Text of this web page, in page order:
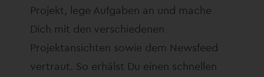
Projekt, lege Aufgaben an und mache
Dich mit den verschiedenen
Projektansichten sowie dem Newsfeed
vertraut. So erhälst Du einen schnellen